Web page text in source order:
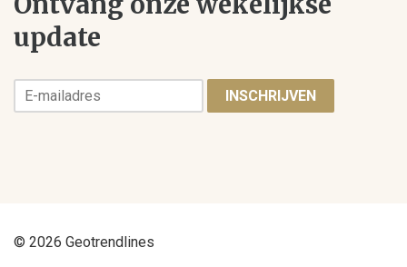
update
INSCHRIJVEN
© 2026 Geotrendlines